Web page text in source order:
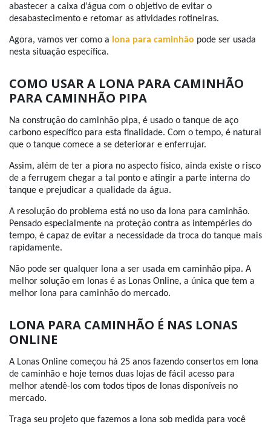
abastecer a caixa d’água com o objetivo de evitar o
desabastecimento e retomar as atividades rotineiras.
Agora, vamos ver como a lona para caminhão pode ser usada
nesta situação específica.
COMO USAR A LONA PARA CAMINHÃO
PARA CAMINHÃO PIPA
Na construção do caminhão pipa, é usado o tanque de aço
carbono específico para esta finalidade. Com o tempo, é natural
que o tanque comece a se deteriorar e enferrujar.
Assim, além de ter a piora no aspecto físico, ainda existe o risco
de a ferrugem chegar a tal ponto e atingir a parte interna do
tanque e prejudicar a qualidade da água.
A resolução do problema está no uso da lona para caminhão.
Pensado especialmente na proteção contra as intempéries do
tempo, é capaz de evitar a necessidade da troca do tanque mais
rapidamente.
Não pode ser qualquer lona a ser usada em caminhão pipa. A
melhor solução em lonas é as Lonas Online, a única que tem a
melhor lona para caminhão do mercado.
LONA PARA CAMINHÃO É NAS LONAS
ONLINE
A Lonas Online começou há 25 anos fazendo consertos em lona
de caminhão e hoje temos duas lojas de fácil acesso para
melhor atendê-los com todos tipos de lonas disponíveis no
mercado.
Traga seu projeto que fazemos a lona sob medida para você